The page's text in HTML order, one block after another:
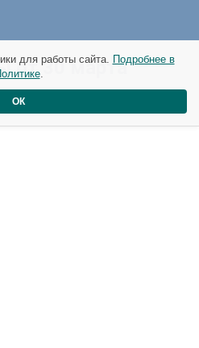
от 30 марта
для работы сайта. Подробнее в
.
ОК